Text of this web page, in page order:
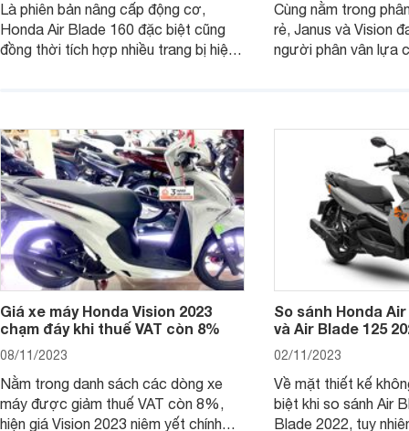
Là phiên bản nâng cấp động cơ,
Honda Air Blade 160 đặc biệt cũng
đồng thời tích hợp nhiều trang bị hiện
Cùng nằm trong
rẻ, Janus và Vision
người phân vân lựa
Giá xe máy Honda Vision 2023
chạm đáy khi thuế VAT còn 8%
08/11/2023
Nằm trong danh sách các dòng xe
máy được giảm thuế VAT còn 8%,
hiện giá Vision 2023 niêm yết chính
So sánh Honda
và Air Blade 125
02/11/2023
Về mặt thiết kế
biệt khi so sánh Air
Blade 2022, tuy